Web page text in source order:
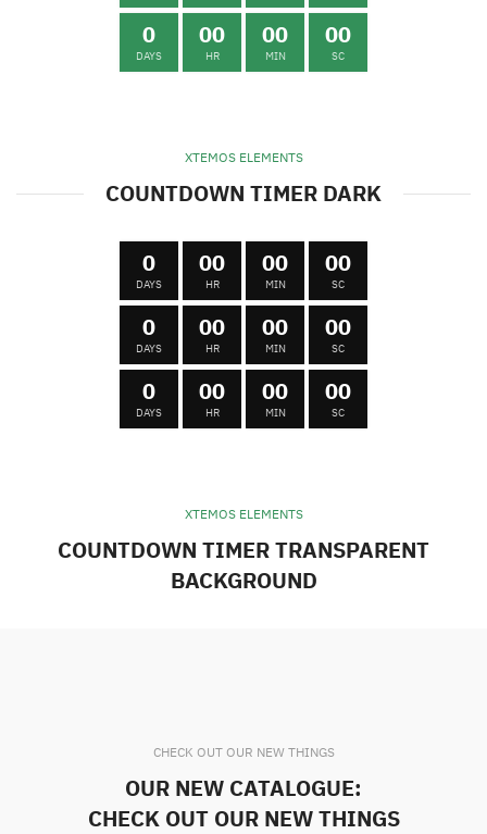
0
DAYS
00
HR
00
MIN
00
SC
XTEMOS ELEMENTS
COUNTDOWN TIMER DARK
0
DAYS
00
HR
00
MIN
00
SC
0
DAYS
00
HR
00
MIN
00
SC
0
DAYS
00
HR
00
MIN
00
SC
XTEMOS ELEMENTS
COUNTDOWN TIMER TRANSPARENT
BACKGROUND
CHECK OUT OUR NEW THINGS
OUR NEW CATALOGUE:
CHECK OUT OUR NEW THINGS